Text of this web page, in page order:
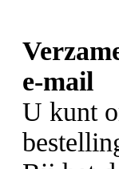
e-mail
U kunt